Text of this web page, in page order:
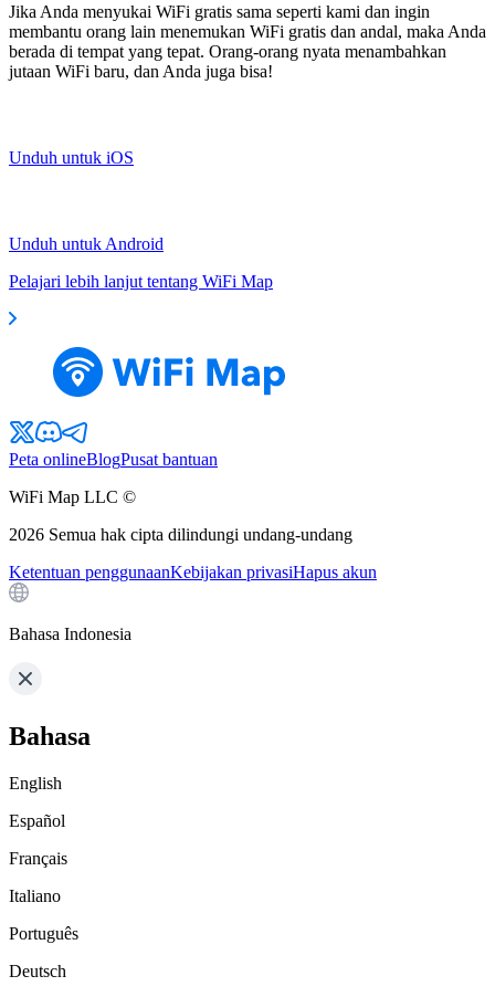
Jika Anda menyukai WiFi gratis sama seperti kami dan ingin
membantu orang lain menemukan WiFi gratis dan andal, maka Anda
berada di tempat yang tepat. Orang-orang nyata menambahkan
jutaan WiFi baru, dan Anda juga bisa!
Unduh untuk iOS
Unduh untuk Android
Pelajari lebih lanjut tentang WiFi Map
Peta onlineBlogPusat bantuan
WiFi Map LLC ©
2026 Semua hak cipta dilindungi undang-undang
Ketentuan penggunaanKebijakan privasiHapus akun
Bahasa Indonesia
Bahasa
English
Español
Français
Italiano
Português
Deutsch